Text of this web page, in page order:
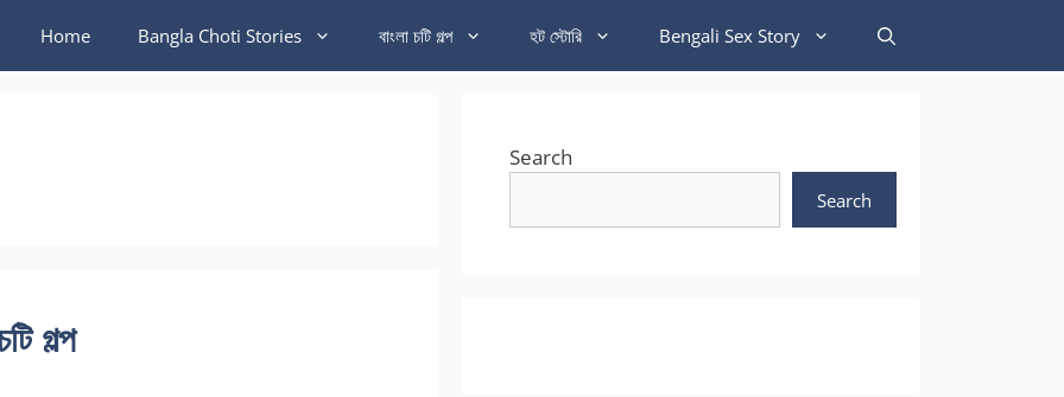
Home Bangla Choti Stories বাংলা চটি গল্প হট স্টোরি Bengali Sex Story
গল্প
Search
Search